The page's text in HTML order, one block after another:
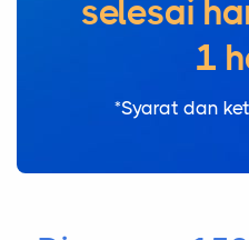
selesai
*Syarat dan